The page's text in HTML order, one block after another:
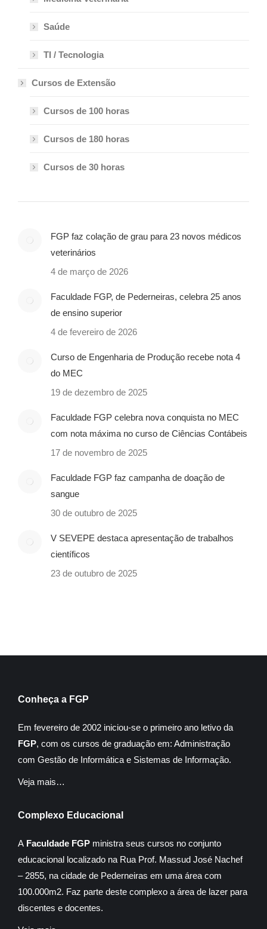
Saúde
TI / Tecnologia
Cursos de Extensão
Cursos de 100 horas
Cursos de 180 horas
Cursos de 30 horas
FGP faz colação de grau para 23 novos médicos
veterinários
4 de março de 2026
Faculdade FGP, de Pederneiras, celebra 25 anos
de ensino superior
4 de fevereiro de 2026
Curso de Engenharia de Produção recebe nota 4
do MEC
19 de dezembro de 2025
Faculdade FGP celebra nova conquista no MEC
com nota máxima no curso de Ciências Contábeis
17 de novembro de 2025
Faculdade FGP faz campanha de doação de
sangue
30 de outubro de 2025
V SEVEPE destaca apresentação de trabalhos
científicos
23 de outubro de 2025
Conheça a FGP
Em fevereiro de 2002 iniciou-se o primeiro ano letivo da
FGP, com os cursos de graduação em: Administração
com Gestão de Informática e Sistemas de Informação.
Veja mais…
Complexo Educacional
A Faculdade FGP ministra seus cursos no conjunto
educacional localizado na Rua Prof. Massud José Nachef
– 2855, na cidade de Pederneiras em uma área com
100.000m2. Faz parte deste complexo a área de lazer para
discentes e docentes.